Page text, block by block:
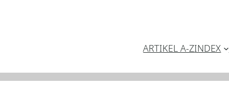
ARTIKEL A-ZINDEX